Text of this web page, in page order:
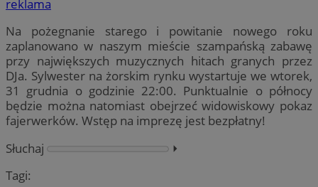
reklama
Na pożegnanie starego i powitanie nowego roku
zaplanowano w naszym mieście szampańską zabawę
przy największych muzycznych hitach granych przez
DJa. Sylwester na żorskim rynku wystartuje we wtorek,
31 grudnia o godzinie 22:00. Punktualnie o północy
będzie można natomiast obejrzeć widowiskowy pokaz
fajerwerków. Wstęp na imprezę jest bezpłatny!
Słuchaj
⏵︎
Tagi: